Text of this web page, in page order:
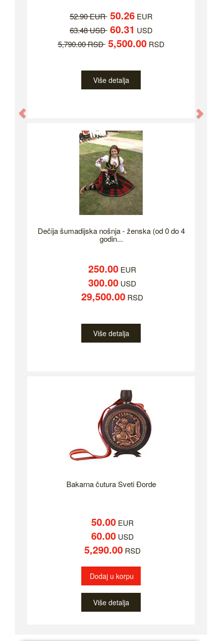
52.90 EUR 50.26EUR
63.48 USD 60.31 USD
5,790.00 RSD 5,500.00RSD
Više detalja
Dečija šumadijska nošnja - ženska (od 0 do 4
godin...
250.00 EUR
300.00 USD
29,500.00 RSD
Više detalja
Bakarna čutura Sveti Đorde
50.00EUR
60.00USD
5,290.00RSD
Dodaj u korpu
Više detalja